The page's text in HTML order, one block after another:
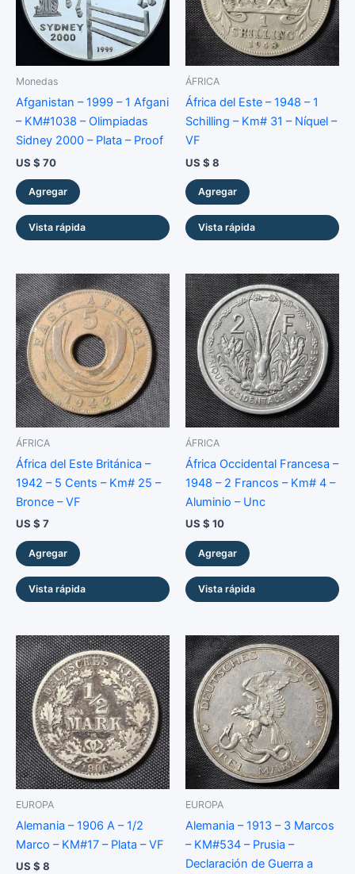
s
Monedas
Afganistan – 1999 – 1 Afgani
– KM#1038 – Olimpiadas
Sidney 2000 – Plata – Proof
US $ 70
Agregar
Vista rápida
ÁFRICA
África del Este – 1948 – 1
Schilling – Km# 31 – Níquel –
VF
US $ 8
Agregar
Vista rápida
ÁFRICA
África del Este Británica –
1942 – 5 Cents – Km# 25 –
Bronce – VF
US $ 7
Agregar
Vista rápida
ÁFRICA
África Occidental Francesa –
1948 – 2 Francos – Km# 4 –
Aluminio – Unc
US $ 10
Agregar
Vista rápida
EUROPA
Alemania – 1906 A – 1/2
Marco – KM#17 – Plata – VF
US $ 8
EUROPA
Alemania – 1913 – 3 Marcos
– KM#534 – Prusia –
Declaración de Guerra a